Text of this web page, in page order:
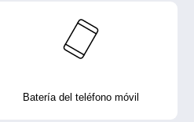
Batería del teléfono móvil